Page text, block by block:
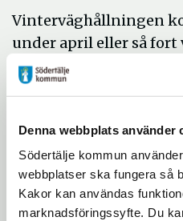
Denna webbplats använder
Södertälje kommun
webbplatser ska fungera så
Kakor kan användas
marknadsföringssyfte. Du
Vinterväghållningen
under april eller så
stora sandsopningen,
vägar, gator,
beräknas pågå en till
på vädret.
Reparationsarbetet
beroende på